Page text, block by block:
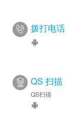
拨打电话
QS 扫描
QS扫描